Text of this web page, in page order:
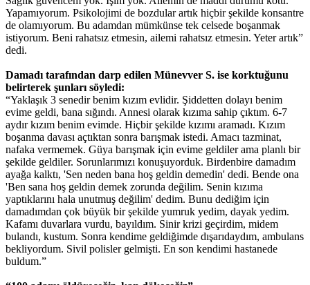
Yapamıyorum. Psikolojimi de bozdular artık hiçbir şekilde konsantre
de olamıyorum. Bu adamdan mümkünse tek celsede boşanmak
istiyorum. Beni rahatsız etmesin, ailemi rahatsız etmesin. Yeter artık”
dedi.
Damadı tarafından darp edilen Münevver S. ise korktuğunu
belirterek şunları söyledi:
“Yaklaşık 3 senedir benim kızım evlidir. Şiddetten dolayı benim
evime geldi, bana sığındı. Annesi olarak kızıma sahip çıktım. 6-7
aydır kızım benim evimde. Hiçbir şekilde kızımı aramadı. Kızım
boşanma davası açtıktan sonra barışmak istedi. Amacı tazminat,
nafaka vermemek. Güya barışmak için evime geldiler ama planlı bir
şekilde geldiler. Sorunlarımızı konuşuyorduk. Birdenbire damadım
ayağa kalktı, 'Sen neden bana hoş geldin demedin' dedi. Bende ona
'Ben sana hoş geldin demek zorunda değilim. Senin kızıma
yaptıklarını hala unutmuş değilim' dedim. Bunu dediğim için
damadımdan çok büyük bir şekilde yumruk yedim, dayak yedim.
Kafamı duvarlara vurdu, bayıldım. Sinir krizi geçirdim, midem
bulandı, kustum. Sonra kendime geldiğimde dışarıdaydım, ambulans
bekliyordum. Sivil polisler gelmişti. En son kendimi hastanede
buldum.”